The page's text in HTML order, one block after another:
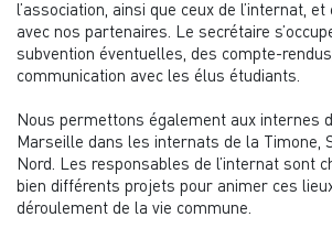
l’association, ainsi que ceux de l’internat,
avec nos partenaires. Le secrétaire
subvention éventuelles, des compte-
communication avec les élus étudiants.
Nous permettons également aux internes
Marseille dans les internats de la Timone,
Nord. Les responsables de l’internat sont
bien différents projets pour animer ces
déroulement de la vie commune.